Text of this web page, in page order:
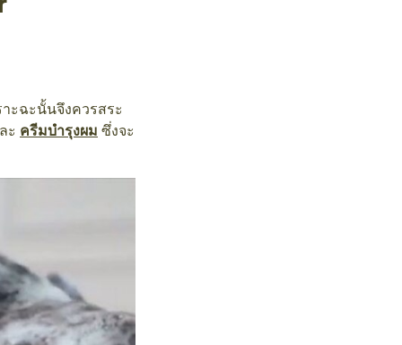
ะฉะนั้นจึงควรสระ
ะ ครีมบำรุงผม ซึ่งจะ